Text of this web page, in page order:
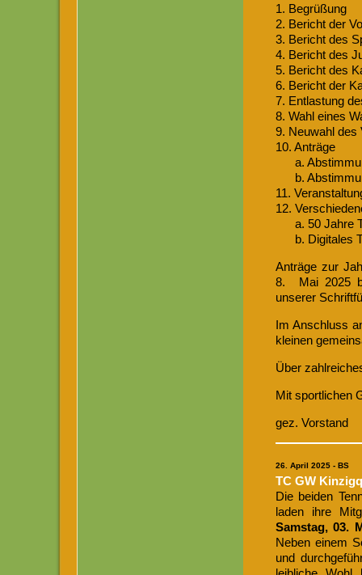
1. Begrüßung
2. Bericht der
3. Bericht des
4. Bericht des
5. Bericht des
6. Bericht der
7. Entlastung
8. Wahl eines
9. Neuwahl des
10. Anträge
a.
b.
11.
12.
a. 50 Jahre
b. Digitales
Anträge zur
8. Mai 2025
unserer
Im Anschluss
kleinen
Über
Mit sportlichen
gez. Vorstand
26 . April 2025 - BS
TC GW
Die beiden
laden ihre
Samstag, 03.
Neben einem
und